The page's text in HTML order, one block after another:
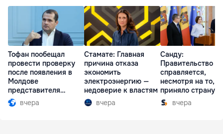
Тофан пообещал
провести проверку
после появления в
Молдове
представителя
Южной Осетии
вчера
Стамате: Главная
причина отказа
экономить
электроэнергию —
недоверие к властям
вчера
Санду:
Правительство
справляется,
несмотря на то,
приняло страну в
разгар кризиса
вчера